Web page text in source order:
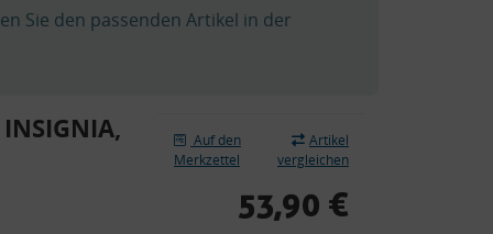
Sie den passenden Artikel in der
Auf den
Merkzettel
Artikel
vergleichen
53,90 €